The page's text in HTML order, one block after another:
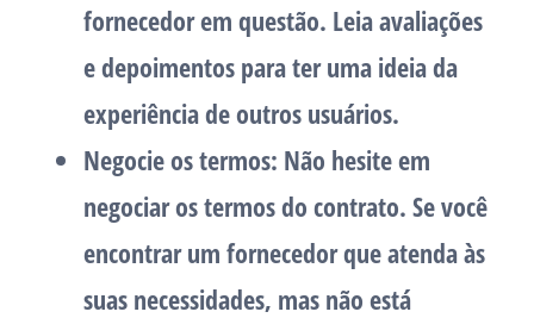
fornecedor em questão. Leia avaliações
e depoimentos para ter uma ideia da
experiência de outros usuários.
Negocie os termos: Não hesite em
negociar os termos do contrato. Se você
encontrar um fornecedor que atenda às
suas necessidades, mas não está